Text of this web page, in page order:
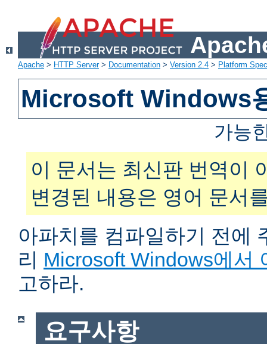
Apache > HTTP Server> Documentation > Version 2.4 > Platform
Microsoft Windows
가능
이 문서는 최신판 번역이
변경된 내용은 영어 문서
아파치를 컴파일하기 전에
리 Microsoft Windows에서
고하라.
요구사항